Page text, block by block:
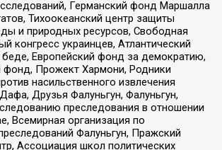
Германский фонд Маршалла
Тихоокеанский центр защиты
и природных ресурсов, Свободная
конгресс украинцев, Атлантический
беде, Европейский фонд за демократию,
фонд, Прожект Хармони, Родники
насильственного извлечения
Друзья Фалуньгун, Фалуньгун,
преследования в отношении
Всемирная организация по
Фалуньгун, Пражский
Ассоциация школ политических